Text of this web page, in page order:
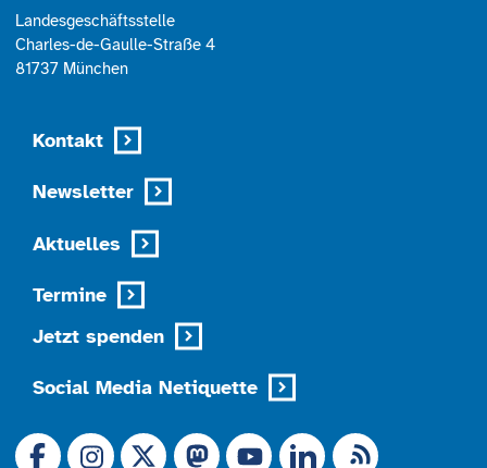
Landesgeschäftsstelle
Charles-de-Gaulle-Straße 4
81737 München
Kontakt
Newsletter
Aktuelles
Termine
Jetzt spenden
Social Media Netiquette
Link zu X (Ex-Twitter)
RSS-Feed